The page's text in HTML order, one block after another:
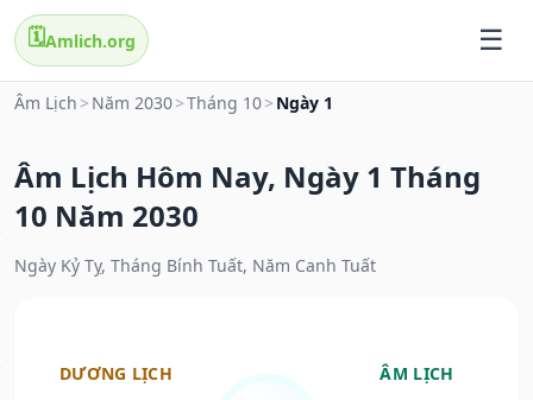
🗓️Amlich.org
Âm Lịch > Năm 2030>Tháng 10> Ngày 1
Âm Lịch Hôm Nay, Ngày 1 Tháng
10 Năm 2030
Ngày Kỷ Tỵ, Tháng Bính Tuất, Năm Canh Tuất
DƯƠNG LỊCH ÂM LỊCH